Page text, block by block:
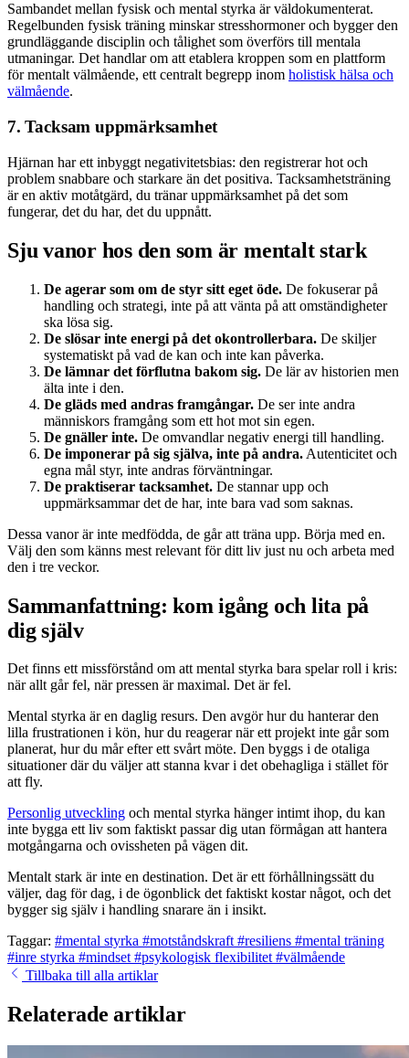
Sambandet mellan fysisk och mental styrka är väldokumenterat.
Regelbunden fysisk träning minskar stresshormoner och bygger den
grundläggande disciplin och tålighet som överförs till mentala
utmaningar. Det handlar om att etablera kroppen som en plattform
för mentalt välmående, ett centralt begrepp inom holistisk hälsa och
välmående.
7. Tacksam uppmärksamhet
Hjärnan har ett inbyggt negativitetsbias: den registrerar hot och
problem snabbare och starkare än det positiva. Tacksamhetsträning
är en aktiv motåtgärd, du tränar uppmärksamhet på det som
fungerar, det du har, det du uppnått.
Sju vanor hos den som är mentalt stark
De agerar som om de styr sitt eget öde. De fokuserar på
handling och strategi, inte på att vänta på att omständigheter
ska lösa sig.
De slösar inte energi på det okontrollerbara. De skiljer
systematiskt på vad de kan och inte kan påverka.
De lämnar det förflutna bakom sig. De lär av historien men
älta inte i den.
De gläds med andras framgångar. De ser inte andra
människors framgång som ett hot mot sin egen.
De gnäller inte. De omvandlar negativ energi till handling.
De imponerar på sig själva, inte på andra. Autenticitet och
egna mål styr, inte andras förväntningar.
De praktiserar tacksamhet. De stannar upp och
uppmärksammar det de har, inte bara vad som saknas.
Dessa vanor är inte medfödda, de går att träna upp. Börja med en.
Välj den som känns mest relevant för ditt liv just nu och arbeta med
den i tre veckor.
Sammanfattning: kom igång och lita på
dig själv
Det finns ett missförstånd om att mental styrka bara spelar roll i kris:
när allt går fel, när pressen är maximal. Det är fel.
Mental styrka är en daglig resurs. Den avgör hur du hanterar den
lilla frustrationen i kön, hur du reagerar när ett projekt inte går som
planerat, hur du mår efter ett svårt möte. Den byggs i de otaliga
situationer där du väljer att stanna kvar i det obehagliga i stället för
att fly.
Personlig utveckling och mental styrka hänger intimt ihop, du kan
inte bygga ett liv som faktiskt passar dig utan förmågan att hantera
motgångarna och ovissheten på vägen dit.
Mentalt stark är inte en destination. Det är ett förhållningssätt du
väljer, dag för dag, i de ögonblick det faktiskt kostar något, och det
bygger sig själv i handling snarare än i insikt.
Taggar: #mental styrka #motståndskraft#resiliens #mental träning
#inre styrka #mindset#psykologisk flexibilitet#välmående
Tillbaka till alla artiklar
Relaterade artiklar